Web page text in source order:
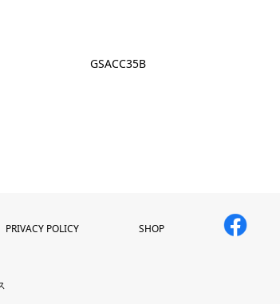
GSACC35B
PRIVACY POLICY SHOP